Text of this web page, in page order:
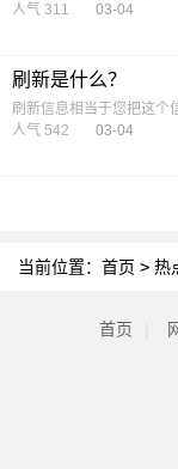
人气 311
03-04
刷新是什么？
刷新信息相当于您把这个
人气 542
03-04
当前位置： 首页 > 热
首页